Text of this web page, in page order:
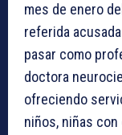
mes de enero
referida
pasar como
doctora
ofreciendo
niños, niñas